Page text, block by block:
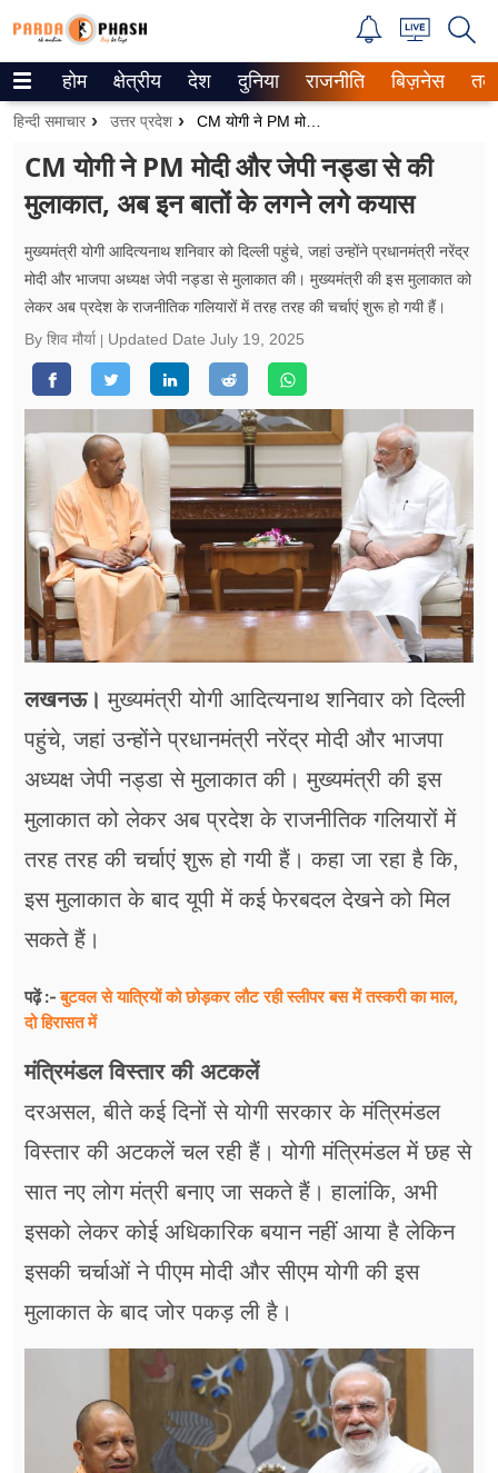
Trending on Google News
ePaper
वेब स्टोरीज
उत्तर प्रदेश
गैलरी
वीडियो
रिलेशनशिप
जीवन मंत्रा
फूड
सेहत
ब्‍यूटी
जॉब्स
शिक्षा
अन्य खबरें
होम क्षेत्रीय देश दुनिया राजनीति बिज़नेस
हिन्दी समाचार उत्तर प्रदेश CM योगी ने PM मोदी और जेपी नड्डा से की मुलाकात, अब इन बातों के लगने लगे कयास
CM योगी ने PM मोदी और जेपी नड्डा से की
मुलाकात, अब इन बातों के लगने लगे कयास
मुख्यमंत्री योगी आदित्यनाथ शनिवार को दिल्ली पहुंचे, जहां उन्होंने प्रधानमंत्री नरेंद्र
मोदी और भाजपा अध्यक्ष जेपी नड्डा से मुलाकात की। मुख्यमंत्री की इस मुलाकात को
लेकर अब प्रदेश के राजनीतिक गलियारों में तरह तरह की चर्चाएं शुरू हो गयी हैं।
By शिव मौर्या
Updated Date July 19, 2025
लखनऊ। मुख्यमंत्री योगी आदित्यनाथ शनिवार को दिल्ली
पहुंचे, जहां उन्होंने प्रधानमंत्री नरेंद्र मोदी और भाजपा
अध्यक्ष जेपी नड्डा से मुलाकात की। मुख्यमंत्री की इस
मुलाकात को लेकर अब प्रदेश के राजनीतिक गलियारों में
तरह तरह की चर्चाएं शुरू हो गयी हैं। कहा जा रहा है कि,
इस मुलाकात के बाद यूपी में कई फेरबदल देखने को मिल
सकते हैं।
पढ़ें :-बुटवल से यात्रियों को छोड़कर लौट रही स्लीपर बस में तस्करी का माल,
दो हिरासत में
मंत्रिमंडल विस्तार की अटकलें
दरअसल, बीते कई दिनों से योगी सरकार के मंत्रिमंडल
विस्तार की अटकलें चल रही हैं। योगी मंत्रिमंडल में छह से
सात नए लोग मंत्री बनाए जा सकते हैं। हालांकि, अभी
इसको लेकर कोई अधिकारिक बयान नहीं आया है लेकिन
इसकी चर्चाओं ने पीएम मोदी और सीएम योगी की इस
मुलाकात के बाद जोर पकड़ ली है।